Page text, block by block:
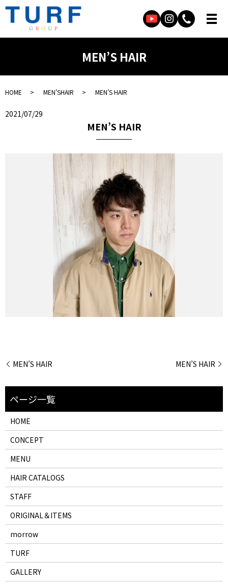
MEN’S HAIR
HOME MEN'SHAIR MEN’S HAIR
2021/07/29
MEN’S HAIR
MEN’S HAIR MEN’S HAIR
HOME
CONCEPT
MENU
HAIR CATALOGS
STAFF
ORIGINAL＆ITEMS
morrow
TURF
GALLERY